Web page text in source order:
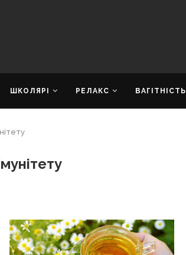
ШКОЛЯРІ РЕЛАКС ВАГІТНІСТЬ